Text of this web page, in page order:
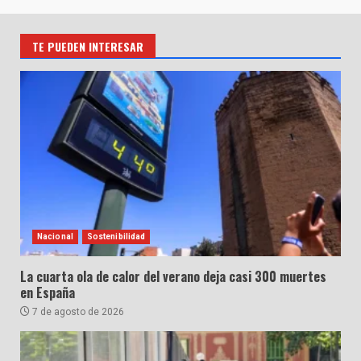
TE PUEDEN INTERESAR
Nacional Sostenibilidad
La cuarta ola de calor del verano deja casi 300 muertes
en España
7 de agosto de 2026